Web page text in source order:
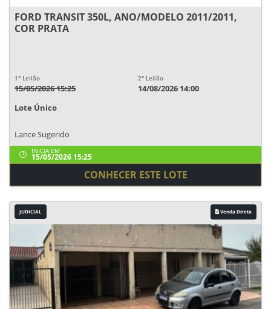
FORD TRANSIT 350L, ANO/MODELO 2011/2011,
COR PRATA
1° Leilão
15/05/2026 15:25
2° Leilão
14/08/2026 14:00
Lote Único
Lance Sugerido
INICIA EM
15/05/2026 15:25
CONHECER ESTE LOTE
JUDICIAL Venda Direta